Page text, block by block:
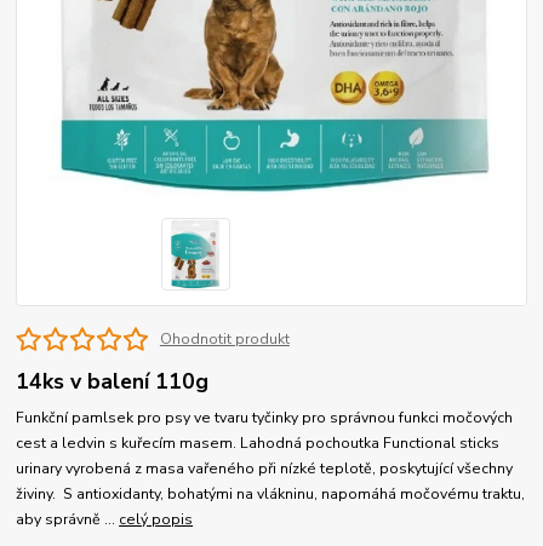
Ohodnotit produkt
14ks v balení 110g
Funkční pamlsek pro psy ve tvaru tyčinky pro správnou funkci močových
cest a ledvin s kuřecím masem. Lahodná pochoutka Functional sticks
urinary vyrobená z masa vařeného při nízké teplotě, poskytující všechny
živiny. S antioxidanty, bohatými na vlákninu, napomáhá močovému traktu,
aby správně ... celý popis